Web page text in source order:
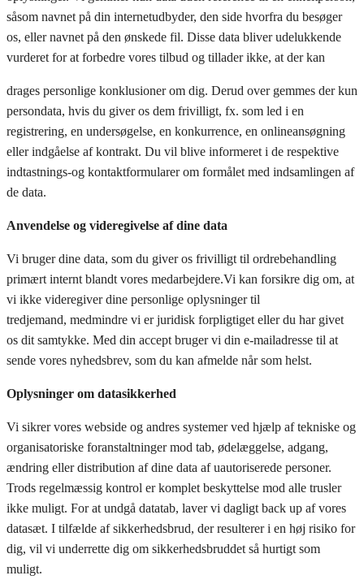
såsom navnet på din internetudbyder, den side hvorfra du besøger
os, eller navnet på den ønskede fil. Disse data bliver udelukkende
vurderet for at forbedre vores tilbud og tillader ikke, at der kan
drages personlige konklusioner om dig. Derud over gemmes der kun
persondata, hvis du giver os dem frivilligt, fx. som led i en
registrering, en undersøgelse, en konkurrence, en onlineansøgning
eller indgåelse af kontrakt. Du vil blive informeret i de respektive
indtastnings-og kontaktformularer om formålet med indsamlingen af
de data.
Anvendelse og videregivelse af dine data
Vi bruger dine data, som du giver os frivilligt til ordrebehandling
primært internt blandt vores medarbejdere.Vi kan forsikre dig om, at
vi ikke videregiver dine personlige oplysninger til
tredjemand, medmindre vi er juridisk forpligtiget eller du har givet
os dit samtykke. Med din accept bruger vi din e-mailadresse til at
sende vores nyhedsbrev, som du kan afmelde nårsom helst.
Oplysninger om datasikkerhed
Vi sikrer vores webside og andres systemer ved hjælp af tekniske og
organisatoriske foranstaltninger mod tab, ødelæggelse, adgang,
ændring eller distribution af dine data af uautoriserede personer.
Trods regelmæssig kontrol er komplet beskyttelse mod alle trusler
ikke muligt. For at undgå datatab, laver vi dagligt back up af vores
datasæt. I tilfælde af sikkerhedsbrud, der resulterer i en høj risiko for
dig, vil vi underrette dig om sikkerhedsbruddet så hurtigt som
muligt.